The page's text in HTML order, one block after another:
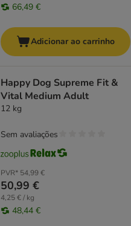
66,49 €
Adicionar ao carrinho
Happy Dog Supreme Fit &
Vital Medium Adult
12 kg
PVR* 54,99 €
50,99 €
4,25 € / kg
48,44 €
Sem avaliações